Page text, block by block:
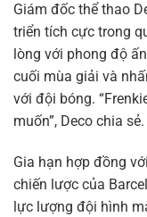
Giám đốc thể thao
triển tích cực trong
lòng với phong độ
cuối mùa giải và
với đội bóng.
muốn”, Deco chia sẻ.
Gia hạn hợp đồng
chiến lược của
lực lượng đội hình